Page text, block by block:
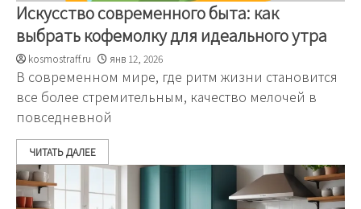
Искусство современного быта: как
выбрать кофемолку для идеального утра
kosmostraff.ru янв 12, 2026
В современном мире, где ритм жизни становится
все более стремительным, качество мелочей в
повседневной
ЧИТАТЬ ДАЛЕЕ